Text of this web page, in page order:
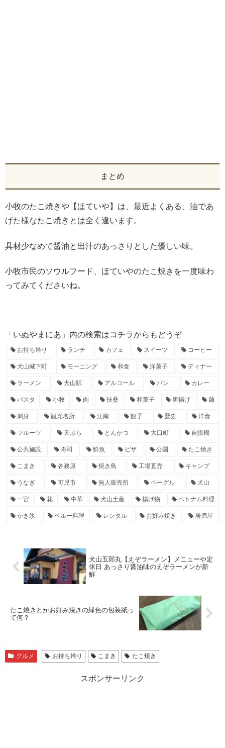
まとめ
小牧のたこ焼きや【ほていや】は、最近よくある、油であ
げた様なたこ焼きとは全く違います。
具材少なめで醤油と出汁のあっさりとした優しい味。
小牧市民のソウルフード、ほていやのたこ焼きを一度味わ
ってみてくださいね。
「いぬやまにあ」内の検索はコチラからもどうぞ
お持ち帰り ランチ カフェ スイーツ コーヒー
犬山城下町 モーニング 和食 洋菓子 ディナー
ラーメン 犬山駅 アルコール パン カレー
パスタ 小牧 肉 扶桑 和菓子 唐揚げ 麺
刺身 観光名所 江南 餃子 歴史 洋食
フルーツ 天ぷら とんかつ 大口町 自販機
公共施設 寿司 鮮魚 ピザ 公園 たこ焼き
こまき 各務原 焼き鳥 工場直売 キャンプ
うなぎ 可児市 無人販売所 ベーグル 犬山
一宮 花 中華 犬山土産 揚げ物 ベトナム料理
かき氷 ペルー料理 レンタル お好み焼き 居酒屋
犬山五郎丸【えぞラーメン】メニューや定
休日 あっさり醤油味のえぞラーメンが新
鮮
たこ焼きとかお好み焼きの緑色の包装紙っ
て何？
グルメ お持ち帰り こまき たこ焼き
スポンサーリンク